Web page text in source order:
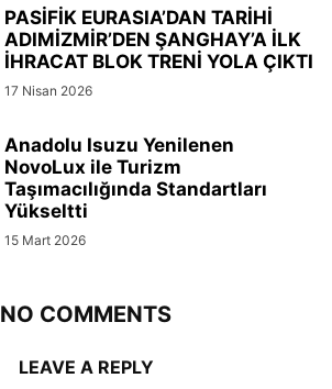
PASİFİK EURASIA’DAN TARİHİ
ADIMİZMİR’DEN ŞANGHAY’A İLK
İHRACAT BLOK TRENİ YOLA ÇIKTI
17 Nisan 2026
Anadolu Isuzu Yenilenen
NovoLux ile Turizm
Taşımacılığında Standartları
Yükseltti
15 Mart 2026
NO COMMENTS
LEAVE A REPLY